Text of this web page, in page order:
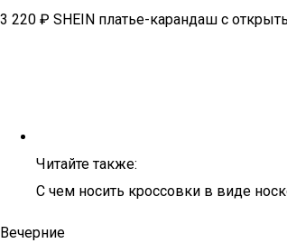
3 220 ₽ SHEIN платье-карандаш с
Читайте также:
С чем носить кроссовки в виде
Вечерние